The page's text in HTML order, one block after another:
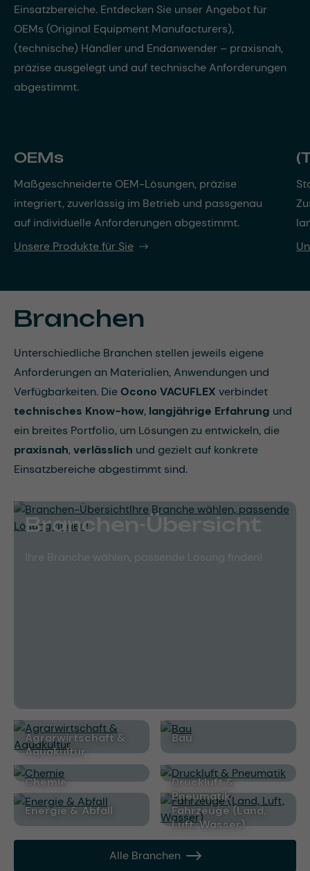
Einsatzbereiche. Entdecken Sie unser Angebot für
OEMs (Original Equipment Manufacturers),
(technische) Händler und Endanwender – praxisnah,
präzise ausgelegt und auf technische Anforderungen
abgestimmt.
OEMs
Maßgeschneiderte OEM-Lösungen, präzise
integriert, zuverlässig im Betrieb und passgenau
auf individuelle Anforderungen abgestimmt.
Unsere Produkte für Sie
Branchen
Unterschiedliche Branchen stellen jeweils eigene
Anforderungen an Materialien, Anwendungen und
Verfügbarkeiten. DieOcono VACUFLEX verbindet
technisches Know-how, langjährige Erfahrung und
ein breites Portfolio, um Lösungen zu entwickeln, die
praxisnah,verlässlich und gezielt auf konkrete
Einsatzbereiche abgestimmt sind.
Branchen-Übersicht
Ihre Branche wählen, passende Lösung finden!
Agrarwirtschaft &
Aquakultur
Bau
Chemie
Druckluft &
Pneumatik
Energie & Abfall
Fahrzeuge (Land,
Luft, Wasser)
Alle Branchen